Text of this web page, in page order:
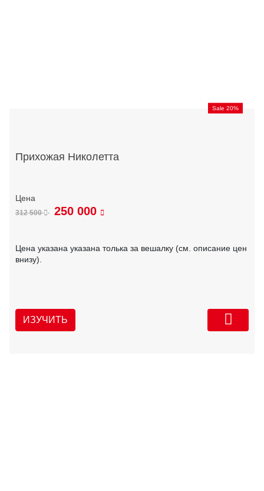
Sale 20%
Прихожая Николетта
312 500 250 000
Цена указана указана толька за вешалку (см. описание цен
внизу).
ИЗУЧИТЬ